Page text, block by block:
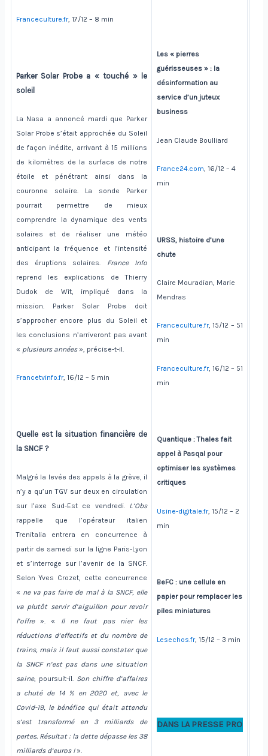
Les « pierres
guérisseuses » : la
désinformation au
service d’un juteux
business
Jean Claude Boulliard
France24.com, 16/12 – 4
min
URSS, histoire d’une
chute
Claire Mouradian, Marie
Mendras
Franceculture.fr, 15/12 – 51
min
Franceculture.fr, 16/12 – 51
min
Quantique : Thales fait
appel à Pasqal pour
optimiser les systèmes
critiques
Usine-digitale.fr, 15/12 – 2
min
BeFC : une cellule en
papier pour remplacer les
piles miniatures
Lesechos.fr, 15/12 – 3 min
DANS LA PRESSE PRO
Franceculture.fr, 17/12 – 8 min
Parker Solar Probe a « touché » le
soleil
La Nasa a annoncé mardi que Parker
Solar Probe s’était approchée du Soleil
de façon inédite, arrivant à 15 millions
de kilomètres de la surface de notre
étoile et pénétrant ainsi dans la
couronne solaire. La sonde Parker
pourrait permettre de mieux
comprendre la dynamique des vents
solaires et de réaliser une météo
anticipant la fréquence et l’intensité
des éruptions solaires. France Info
reprend les explications de Thierry
Dudok de Wit, impliqué dans la
mission. Parker Solar Probe doit
s’approcher encore plus du Soleil et
les conclusions n’arriveront pas avant
« plusieurs années», précise-t-il.
Francetvinfo.fr, 16/12 – 5 min
Quelle est la situation financière de
la SNCF ?
Malgré la levée des appels à la grève, il
n’y a qu’un TGV sur deux en circulation
sur l’axe Sud-Est ce vendredi. L’Obs
rappelle que l’opérateur italien
Trenitalia entrera en concurrence à
partir de samedi sur la ligne Paris-Lyon
et s’interroge sur l’avenir de la SNCF.
Selon Yves Crozet, cette concurrence
« ne va pas faire de mal à la SNCF, elle
va plutôt servir d’aiguillon pour revoir
l’offre». « Il ne faut pas nier les
réductions d’effectifs et du nombre de
trains, mais il faut aussi constater que
la SNCF n’est pas dans une situation
saine, poursuit-il. Son chiffre d’affaires
a chuté de 14 % en 2020 et, avec le
Covid-19, le bénéfice qui était attendu
s’est transformé en 3 milliards de
pertes. Résultat : la dette dépasse les 38
milliards d’euros !».